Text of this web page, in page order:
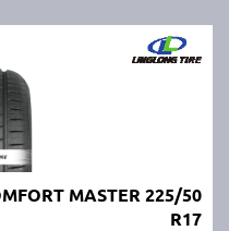
MASTER 225/50
R17